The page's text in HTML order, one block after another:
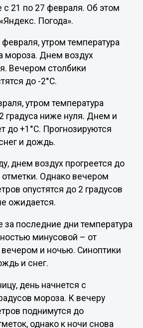
с 21 по 27 февраля. Об этом
Погода».
утром температура
мороза. Днем воздух
Вечером столбики
до -2°C.
утром температура
градуса ниже нуля. Днем и
до +1°C. Прогнозируются
и дождь.
днем воздух прогреется до
Однако вечером
опустятся до 2 градусов
ожидается.
за последние дни температура
минусовой – от
вечером и ночью. Синоптики
и снег.
день начнется с
мороза. К вечеру
поднимутся до
однако к ночи снова